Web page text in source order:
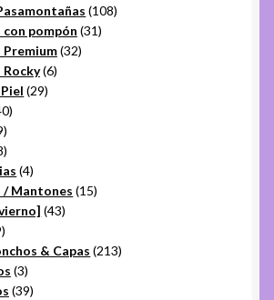
productos
108108
pompón 3131
3232
66
2929
40
29
productos
8
productos
44
productos
/ Mantones 1515
4343
9
productos& Capas 213213
33
productos
3939